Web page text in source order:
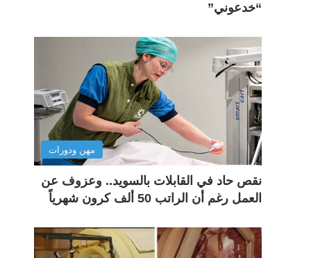
“خدعوني”
مهن ودورات
نقص حاد في القابلات بالسويد.. وعزوف عن
العمل رغم أن الراتب 50 ألف كرون شهرياً